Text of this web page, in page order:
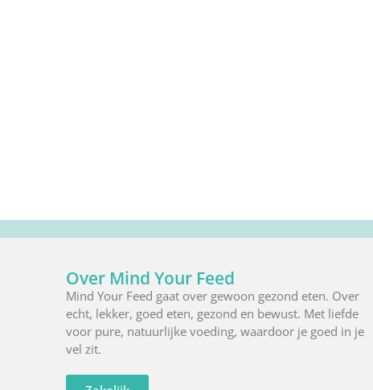
Over Mind Your Feed
Mind Your Feed gaat over gewoon gezond eten. Over
echt, lekker, goed eten, gezond en bewust. Met liefde
voor pure, natuurlijke voeding, waardoor je goed in je
vel zit.